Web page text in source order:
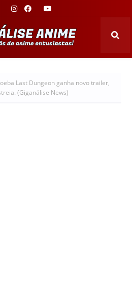
Last Dungeon ganha novo trailer,
(Giganálise News)